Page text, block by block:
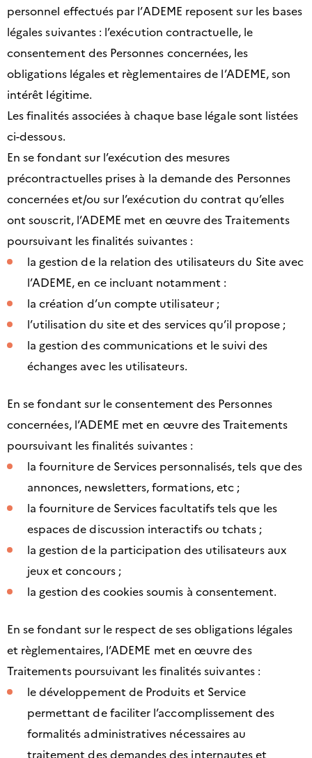
personnel effectués par l’ADEME reposent sur les bases
légales suivantes : l’exécution contractuelle, le
consentement des Personnes concernées, les
obligations légales et règlementaires de l’ADEME, son
intérêt légitime.
Les finalités associées à chaque base légale sont listées
ci-dessous.
En se fondant sur l’exécution des mesures
précontractuelles prises à la demande des Personnes
concernées et/ou sur l’exécution du contrat qu’elles
ont souscrit, l’ADEME met en œuvre des Traitements
poursuivant les finalités suivantes :
la gestion de la relation des utilisateurs du Site avec
l’ADEME, en ce incluant notamment :
la création d’un compte utilisateur ;
l’utilisation du site et des services qu’il propose ;
la gestion des communications et le suivi des
échanges avec les utilisateurs.
En se fondant sur le consentement des Personnes
concernées, l’ADEME met en œuvre des Traitements
poursuivant les finalités suivantes :
la fourniture de Services personnalisés, tels que des
annonces, newsletters, formations, etc ;
la fourniture de Services facultatifs tels que les
espaces de discussion interactifs ou tchats ;
la gestion de la participation des utilisateurs aux
jeux et concours ;
la gestion des cookies soumis à consentement.
En se fondant sur le respect de ses obligations légales
et règlementaires, l’ADEME met en œuvre des
Traitements poursuivant les finalités suivantes :
le développement de Produits et Service
permettant de faciliter l’accomplissement des
formalités administratives nécessaires au
traitement des demandes des internautes et